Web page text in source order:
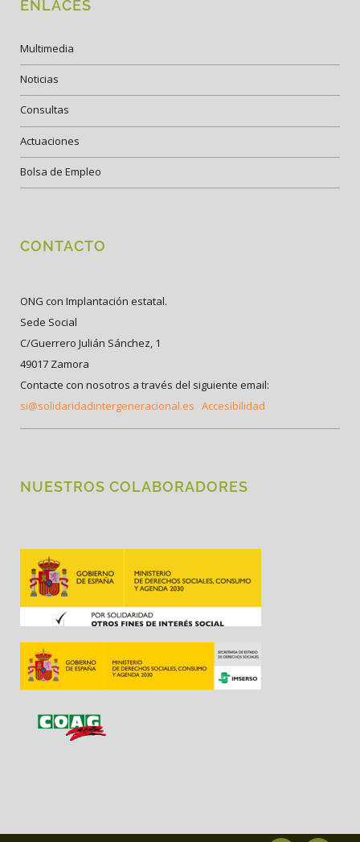
ENLACES
Multimedia
Noticias
Consultas
Actuaciones
Bolsa de Empleo
CONTACTO
ONG con Implantación estatal.
Sede Social
C/Guerrero Julián Sánchez, 1
49017 Zamora
Contacte con nosotros a través del siguiente email:
si@solidaridadintergeneracional.es Accesibilidad
NUESTROS COLABORADORES